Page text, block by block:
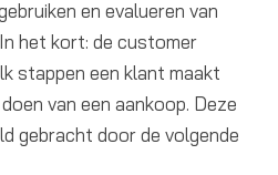
en evalueren van
het kort: de customer
stappen een klant maakt
van een aankoop. Deze
gebracht door de volgende